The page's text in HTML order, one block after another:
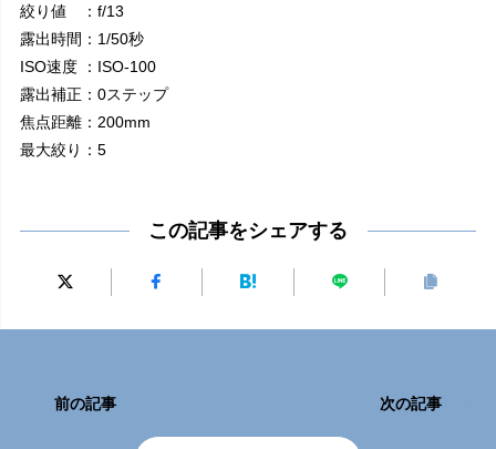
絞り値 ：f/13
露出時間：1/50秒
ISO速度 ：ISO-100
露出補正：0ステップ
焦点距離：200mm
最大絞り：5
この記事をシェアする
前の記事 次の記事